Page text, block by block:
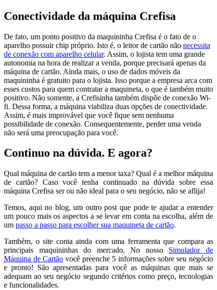
Conectividade da máquina Crefisa
De fato, um ponto positivo da maquininha Crefisa é o fato de o
aparelho possuir chip próprio. Isto é, o leitor de cartão não necessita
de conexão com aparelho celular. Assim, o lojista tem uma grande
autonomia na hora de realizar a venda, porque precisará apenas da
máquina de cartão. Ainda mais, o uso de dados móveis da
maquininha é gratuito para o lojista. Isso porque a empresa arca com
esses custos para quem contratar a maquineta, o que é também muito
positivo. Não somente, a Crefisinha também dispõe de conexão Wi-
fi. Dessa forma, a máquina viabiliza duas opções de conectividade.
Assim, é mais improvável que você fique sem nenhuma
possibilidade de conexão. Consequentemente, perder uma venda
não será uma preocupação para você.
Continuo na dúvida. E agora?
Qual máquina de cartão tem a menor taxa? Qual é a melhor máquina
de cartão? Caso você tenha continuado na dúvida sobre essa
máquina Crefisa ser ou não ideal para o seu negócio, não se aflija!
Temos, aqui no blog, um outro post que pode te ajudar a entender
um pouco mais os aspectos a se levar em conta na escolha, além de
um passo a passo para escolher sua maquineta de cartão.
Também, o site conta ainda com uma ferramenta que compara as
principais maquininhas do mercado. No nosso Simulador de
Máquina de Cartão você preenche 5 informações sobre seu negócio
e pronto! São apresentadas para você as máquinas que mais se
adequam ao seu negócio segundo critérios como preço, tecnologias
e funcionalidades.